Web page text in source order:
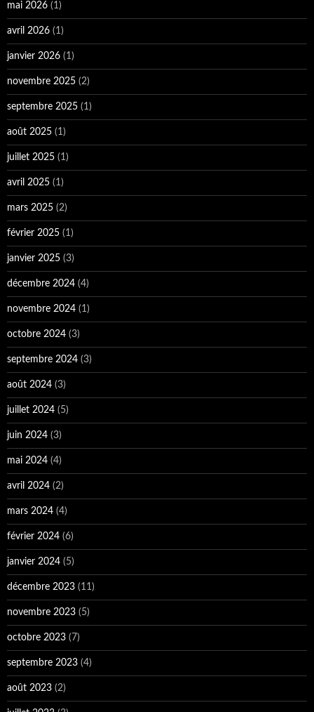
mai 2026 (1)
avril 2026 (1)
janvier 2026 (1)
novembre 2025 (2)
septembre 2025 (1)
août 2025 (1)
juillet 2025 (1)
avril 2025 (1)
mars 2025 (2)
février 2025 (1)
janvier 2025 (3)
décembre 2024 (4)
novembre 2024 (1)
octobre 2024 (3)
septembre 2024 (3)
août 2024 (3)
juillet 2024 (5)
juin 2024 (3)
mai 2024 (4)
avril 2024 (2)
mars 2024 (4)
février 2024 (6)
janvier 2024 (5)
décembre 2023 (11)
novembre 2023 (5)
octobre 2023 (7)
septembre 2023 (4)
août 2023 (2)